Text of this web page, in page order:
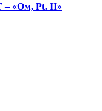
– «Ом, Pt. II»